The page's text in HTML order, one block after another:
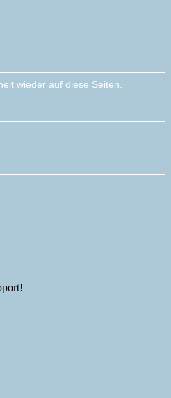
wieder auf diese Seiten.